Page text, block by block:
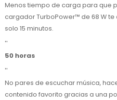
Menos tiempo de carga para que
cargador TurboPower™ de 68 W
solo 15 minutos.
''
50 horas
''
No pares de escuchar música,
contenido favorito gracias a una